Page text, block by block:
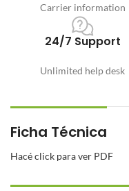
Carrier information
24/7 Support
Unlimited help desk
Ficha Técnica
Hacé click para ver PDF